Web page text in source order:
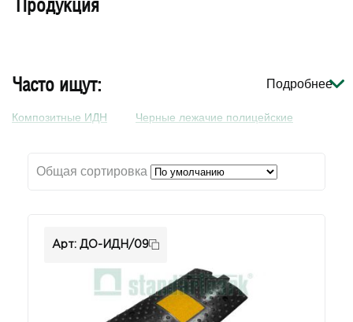
Продукция
Часто ищут: Подробнее
Композитные ИДН Черные лежачие полицейские
Общая сортировка
Арт: ДО-ИДН/09